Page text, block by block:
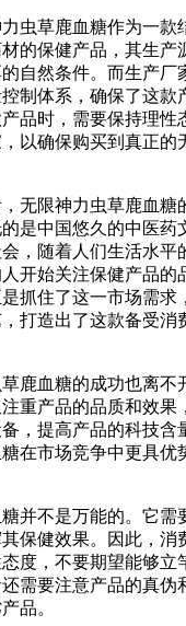
虫草鹿血糖作为一款
的保健产品，其生产
自然条件。而生产厂
制体系，确保了这款
品时，需要保持理性
以确保购买到真正的
无限神力虫草鹿血糖
是中国悠久的中医药
，随着人们生活水平
开始关注保健产品的
抓住了这一市场需求
打造出了这款备受消
鹿血糖的成功也离不
重产品的品质和效果
，提高产品的科技含
在市场竞争中更具优
并不是万能的。它需
保健效果。因此，消
度，不要期望能够立
需要注意产品的真伪
品。